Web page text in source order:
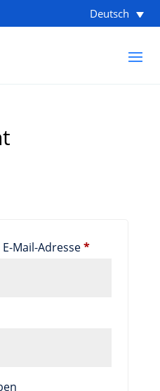
Deutsch
Mail-Adresse*Erforderlich